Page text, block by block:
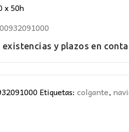
x 50h
existencias y plazos en
Etiquetas: colgante,